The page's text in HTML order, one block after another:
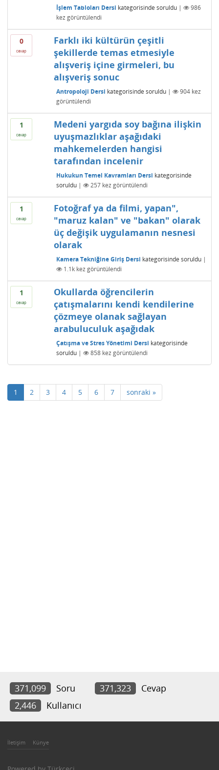
İşlem Tabloları Dersi kategorisinde soruldu |
986
kez görüntülendi
0
cevap
Farklı iki kültürün çeşitli
şekillerde temas etmesiyle
alışveriş içine girmeleri, bu
alışveriş sonuc
Antropoloji Dersi kategorisinde soruldu | 904kez
görüntülendi
1
cevap
Medeni yargıda soy bağına ilişkin
uyuşmazlıklar aşağıdaki
mahkemelerden hangisi
tarafından incelenir
Hukukun Temel Kavramları Dersi kategorisinde
soruldu | 257kez görüntülendi
1
cevap
Fotoğraf ya da filmi, yapan",
"maruz kalan" ve "bakan" olarak
üç değişik uygulamanın nesnesi
olarak
Kamera Tekniğine Giriş Dersi kategorisinde soruldu |
1.1kkez görüntülendi
1
cevap
Okullarda öğrencilerin
çatışmalarını kendi kendilerine
çözmeye olanak sağlayan
arabuluculuk aşağıdak
Çatışma ve Stres Yönetimi Dersi kategorisinde
soruldu | 858kez görüntülendi
1 2 3 4 5 6 7 sonraki »
371,099 Soru 371,323
Cevap
2,446
Kullanıcı
İletişim Künye